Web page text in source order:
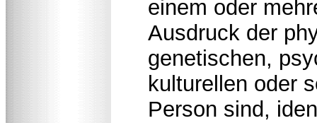
einem oder
Ausdruck der
genetischen,
kulturellen oder
Person sind,